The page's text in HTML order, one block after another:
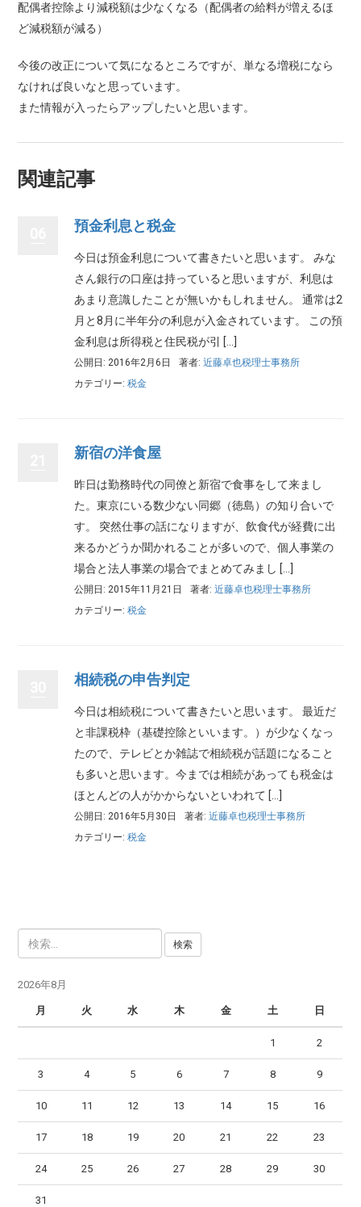
配偶者控除より減税額は少なくなる（配偶者の給料が増えるほ
ど減税額が減る）
今後の改正について気になるところですが、単なる増税になら
なければ良いなと思っています。
また情報が入ったらアップしたいと思います。
関連記事
預金利息と税金
今日は預金利息について書きたいと思います。 みな
さん銀行の口座は持っていると思いますが、利息は
あまり意識したことが無いかもしれません。 通常は2
月と8月に半年分の利息が入金されています。 この預
金利息は所得税と住民税が引 […]
公開日: 2016年2月6日 著者:近藤卓也税理士事務所
カテゴリー:税金
新宿の洋食屋
昨日は勤務時代の同僚と新宿で食事をして来まし
た。東京にいる数少ない同郷（徳島）の知り合いで
す。 突然仕事の話になりますが、飲食代が経費に出
来るかどうか聞かれることが多いので、個人事業の
場合と法人事業の場合でまとめてみまし […]
公開日: 2015年11月21日 著者:近藤卓也税理士事務所
カテゴリー:税金
相続税の申告判定
今日は相続税について書きたいと思います。 最近だ
と非課税枠（基礎控除といいます。）が少なくなっ
たので、テレビとか雑誌で相続税が話題になること
も多いと思います。今までは相続があっても税金は
ほとんどの人がかからないといわれて […]
公開日: 2016年5月30日 著者:近藤卓也税理士事務所
カテゴリー:税金
検
索
:2026年8月
月 火 水 木 金 土 日
1 2
3 4 5 6 7 8 9
10 11 12 13 14 15 16
17 18 19 20 21 22 23
24 25 26 27 28 29 30
31